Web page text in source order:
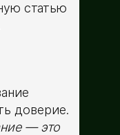
статью
доверие.
— это